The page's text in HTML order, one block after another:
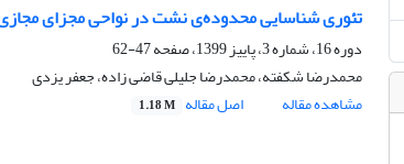
تئوری شناسایی محدوده‌ی نشت در نواحی مجزای
دوره 16، شماره 3، پاییز 1399، صفحه
47-62
محمدرضا شکفته، محمدرضا جلیلی قاضی زاده، جعفر یزدی
مشاهده مقاله
اصل مقاله 1.18 M